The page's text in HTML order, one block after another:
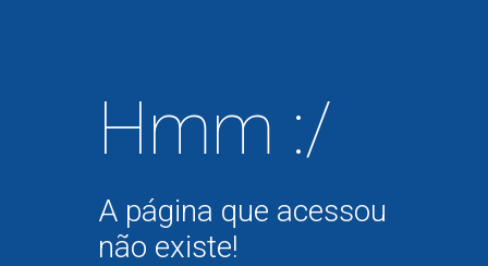
Hmm :/
A página que acessou
não existe!